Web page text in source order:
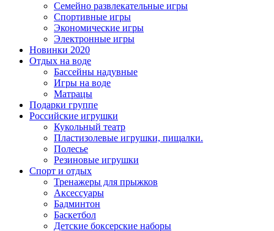
Семейно развлекательные игры
Спортивные игры
Экономические игры
Электронные игры
Новинки 2020
Отдых на воде
Бассейны надувные
Игры на воде
Матрацы
Подарки группе
Российские игрушки
Кукольный театр
Пластизолевые игрушки, пищалки.
Полесье
Резиновые игрушки
Спорт и отдых
Тренажеры для прыжков
Аксессуары
Бадминтон
Баскетбол
Детские боксерские наборы